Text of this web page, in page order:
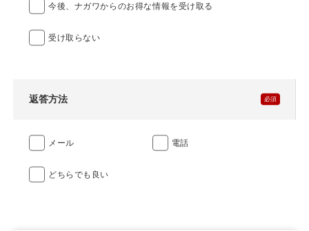
今後、ナガワからのお得な情報を受け取る
受け取らない
返答方法
メール 電話
どちらでも良い